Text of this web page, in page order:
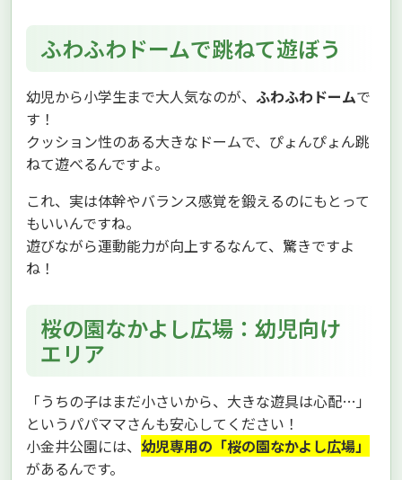
ふわふわドームで跳ねて遊ぼう
幼児から小学生まで大人気なのが、 ふわふわドームで
す！
クッション性のある大きなドームで、ぴょんぴょん跳
ねて遊べるんですよ。
これ、実は体幹やバランス感覚を鍛えるのにもとって
もいいんですね。
遊びながら運動能力が向上するなんて、驚きですよ
ね！
桜の園なかよし広場：幼児向け
エリア
「うちの子はまだ小さいから、大きな遊具は心配…」
というパパママさんも安心してください！
小金井公園には、 幼児専用の「桜の園なかよし広場」
があるんです。